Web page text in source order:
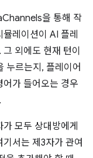
을 통해 작
레이션이 AI 플레
외에도 현재 턴이
누르는지, 플레이어
가 들어오는 경우
모두 상대방에게
서는 제3자가 관여